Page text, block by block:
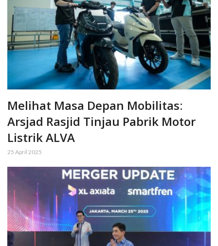
Melihat Masa Depan Mobilitas:
Arsjad Rasjid Tinjau Pabrik Motor
Listrik ALVA
25 April 2025